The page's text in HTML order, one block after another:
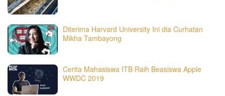
Diterima Harvard University Ini dia Curhatan
Mikha Tambayong
Cerita Mahasiswa ITB Raih Beasiswa Apple
WWDC 2019